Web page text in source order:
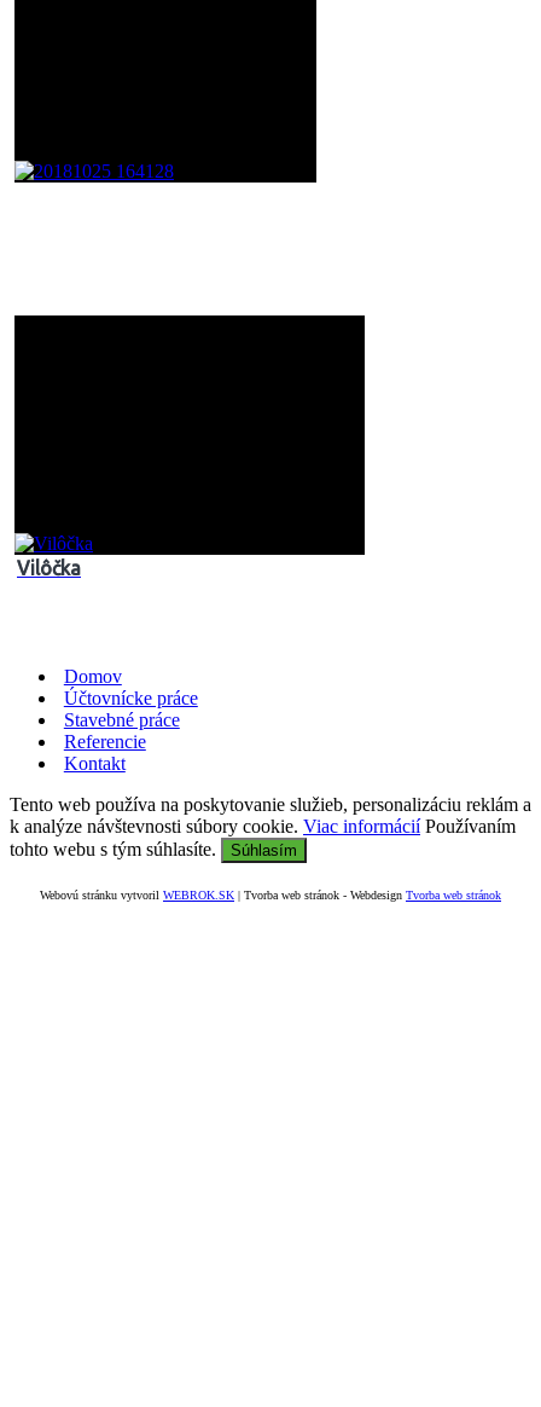
Vilôčka
Domov
Účtovnícke práce
Stavebné práce
Referencie
Kontakt
Tento web používa na poskytovanie služieb, personalizáciu reklám a
k analýze návštevnosti súbory cookie. Viac informáciíPoužívaním
tohto webu s tým súhlasíte.
Súhlasím
Webovú stránku vytvoril WEBROK.SK | Tvorba web stránok - Webdesign Tvorba web stránok